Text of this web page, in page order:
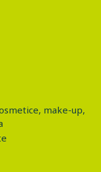
make-up,